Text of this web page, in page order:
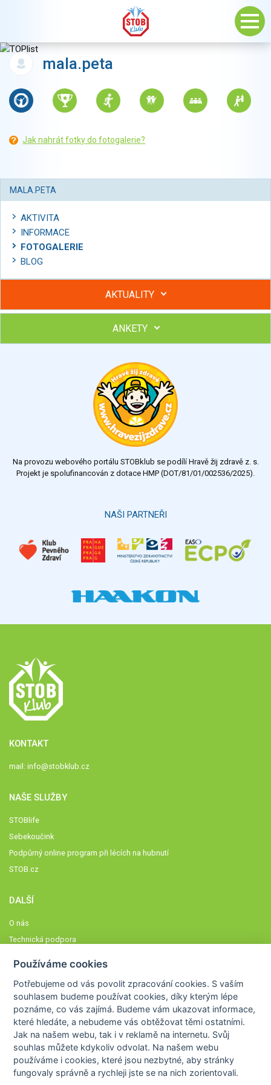
mala.peta
Jak nahrát fotky do fotogalerie?
MALA.PETA
AKTIVITA
INFORMACE
FOTOGALERIE
BLOG
AKTUALITY
Hubněte s podporou lektorky a skupiny v kurzech STOBu
Chcete poradit s hubnutím? Najděte si odborníka STOBu ve
ANKETY
Výsledky Všechny ankety
Na provozu webového portálu STOBklub se podílí Hravě žij zdravě z. s.
Projekt je spolufinancován z dotace HMP (DOT/81/01/002536/2025).
NAŠI PARTNEŘI
KONTAKT
mail: info@stobklub.cz
NAŠE SLUŽBY
STOBlife
Sebekoučink
Podpůrný online program při lécích na hubnutí
STOB.cz
DALŠÍ
O nás
Technická podpora
Členové STOBklubu
Zásady nakládání s osobními údaji
Otestujte se
Spočítejte si
Výzva 52
Používáme cookies
Potřebujeme od vás povolit zpracování cookies. S vaším
souhlasem budeme používat cookies, díky kterým lépe
poznáme,co vás zajímá. Budeme vám ukazovat informace,
které hledáte, a nebudeme vás obtěžovat těmi ostatními.
Jak na našem webu, tak i v reklamě na internetu. Svůj
souhlas můžete kdykoliv odvolat. Na našem webu
používáme i cookies, které jsou nezbytné, aby stránky
fungovaly správně a rychleji jste se na nich zorientovali.